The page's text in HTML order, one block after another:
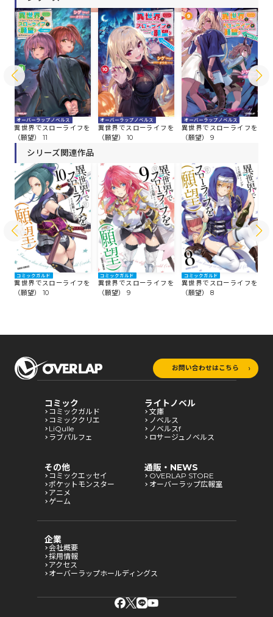
オーバーラップノベルス
異世界でスローライフを
（願望） 11
オーバーラップノベルス
異世界でスローライフを
（願望） 10
オーバーラップノベルス
異世界でスローライフを
（願望） 9
シリーズ関連作品
コミックガルド
異世界でスローライフを
（願望） 10
コミックガルド
異世界でスローライフを
（願望） 9
コミックガルド
異世界でスローライフを
（願望） 8
お問い合わせはこちら
コミック
コミックガルド
コミッククリエ
LiQulle
ラブパルフェ
ライトノベル
文庫
ノベルス
ノベルスf
ロサージュノベルス
その他
コミックエッセイ
ポケットモンスター
アニメ
ゲーム
通販・NEWS
OVERLAP STORE
オーバーラップ広報室
企業
会社概要
採用情報
アクセス
オーバーラップホールディングス